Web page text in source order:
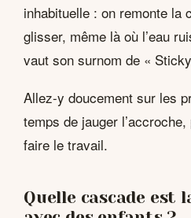
inhabituelle : on remonte la
glisser, même là où l’eau
vaut son surnom de «
Allez-y doucement sur les
temps de jauger
faire le travail.
Quelle cascade est